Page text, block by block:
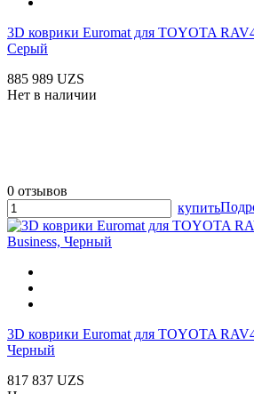
3D коврики Euromat для TOYOTA
Серый
885 989 UZS
Нет в наличии
0 отзывов
купить
3D коврики Euromat для TOYOTA
Черный
817 837 UZS